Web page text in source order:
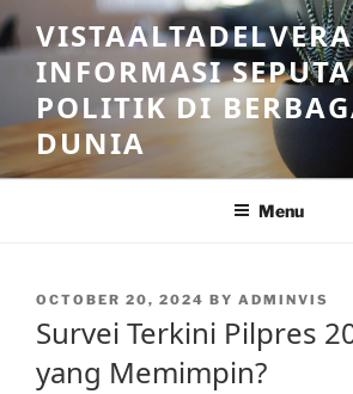
Skip
to
contentINFORMASI
POLITIK DI
DUNIA
Menu
POSTED
OCTOBER 20, 2024 BY ADMINVIS
Survei Terkini Pilpres
yang Memimpin?